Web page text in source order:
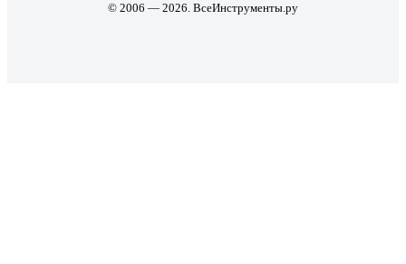
© 2006 — 2026. ВсеИнструменты.ру